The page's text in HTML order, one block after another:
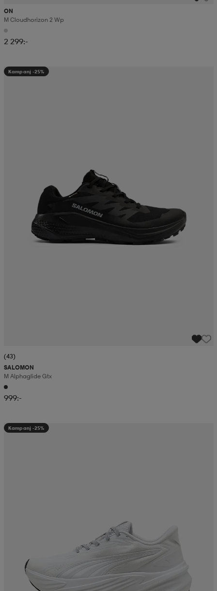
ON
M Cloudhorizon 2 Wp
2 299:-
Kampanj -25%
(43)
SALOMON
M Alphaglide Gtx
999:-
Kampanj -25%